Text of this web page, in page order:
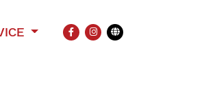
FACEBOOK
INSTAGRAM
Übersetzung